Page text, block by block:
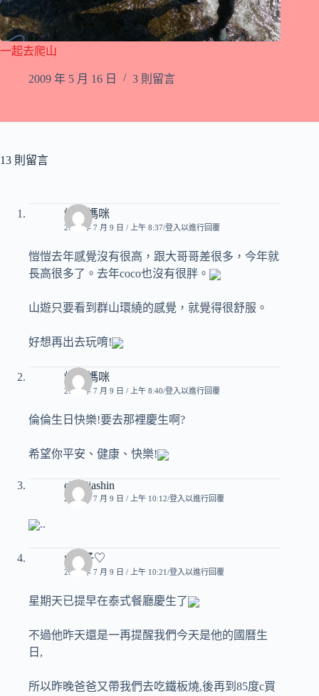
一起去爬山
2009 年 5 月 16 日 3 則留言
13 則留言
煒奇媽咪
2009 年 7 月 9 日 / 上午 8:37 登入以進行回覆
愷愷去年感覺沒有很高，跟大哥哥差很多，今年就
長高很多了。去年coco也沒有很胖。
山遊只要看到群山環繞的感覺，就覺得很舒服。
好想再出去玩唷!
煒奇媽咪
2009 年 7 月 9 日 / 上午 8:40 登入以進行回覆
倫倫生日快樂!要去那裡慶生啊?
希望你平安、健康、快樂!
chenjiashin
2009 年 7 月 9 日 / 上午 10:12 登入以進行回覆
..
♥玟子♡
2009 年 7 月 9 日 / 上午 10:21 登入以進行回覆
星期天已提早在泰式餐廳慶生了
不過他昨天還是一再提醒我們今天是他的國曆生
日,
所以昨晚爸爸又帶我們去吃鐵板燒,後再到85度c買